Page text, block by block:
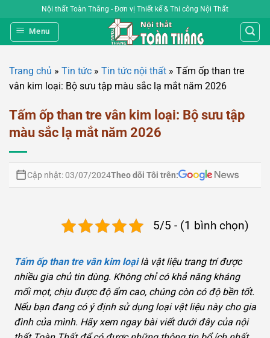
qua
nội
Nội thất Toàn Thắng - Đơn vị Thiết kế & Thi công Nội Thất
Menu
Trang chủ » Tin tức » Tin tức nội thất » Tấm ốp than tre
vân kim loại: Bộ sưu tập màu sắc lạ mắt năm 2026
Tấm ốp than tre vân kim loại: Bộ sưu tập
màu sắc lạ mắt năm 2026
Cập nhật: 03/07/2024Theo dõi Tôi trên:
5/5 - (1 bình chọn)
Tấm ốp than tre vân kim loạilà vật liệu trang trí được
nhiều gia chủ tin dùng. Không chỉ có khả năng kháng
mối mọt, chịu được độ ẩm cao, chúng còn có độ bền tốt.
Nếu bạn đang có ý định sử dụng loại vật liệu này cho gia
đình của mình. Hãy xem ngay bài viết dưới đây của nội